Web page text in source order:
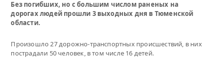
Без погибших, но с большим числом раненых на
дорогах людей прошли 3 выходных дня в Тюменской
области.
Произошло 27 дорожно-транспортных происшествий, в них
пострадали 50 человек, в том числе 16 детей.